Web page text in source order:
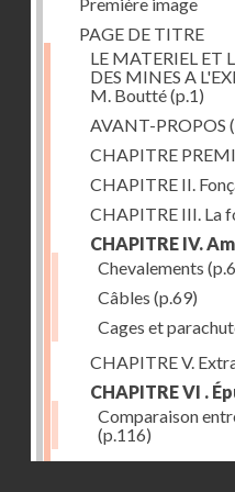
PAGE DE TITRE
LE MATERIEL ET
DES MINES A
M. Boutté(p.1)
AVANT-PROPOS
CHAPITRE
CHAPITRE II.
CHAPITRE III. La
CHAPITRE IV.
Chevalements
Câbles (p.69)
Cages et
CHAPITRE V.
CHAPITRE VI .
Comparaison
(p.116)